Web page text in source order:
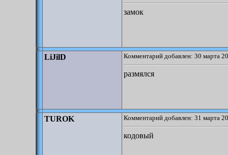
замок
LiJilD Комментарий добавлен: 30 марта
размялся
TUROK Комментарий добавлен: 31 марта
кодовый